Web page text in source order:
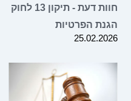
חוות דעת - תיקון 13 לחוק
הפרטיות